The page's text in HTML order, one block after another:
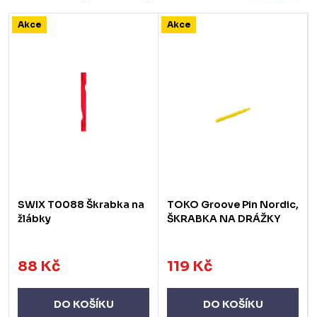
Akce
SWIX T0088 Škrabka na
žlábky
88 Kč
DO KOŠÍKU
Akce
TOKO Groove Pin Nordic,
ŠKRABKA NA DRÁŽKY
119 Kč
DO KOŠÍKU